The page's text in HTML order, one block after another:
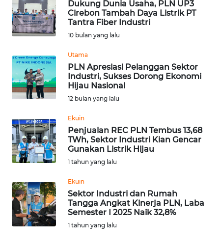
Dukung Dunia Usaha, PLN UP3
Cirebon Tambah Daya Listrik PT
Tantra Fiber Industri
10 bulan yang lalu
Utama
PLN Apresiasi Pelanggan Sektor
Industri, Sukses Dorong Ekonomi
Hijau Nasional
12 bulan yang lalu
Ekuin
Penjualan REC PLN Tembus 13,68
TWh, Sektor Industri Kian Gencar
Gunakan Listrik Hijau
1 tahun yang lalu
Ekuin
Sektor Industri dan Rumah
Tangga Angkat Kinerja PLN, Laba
Semester I 2025 Naik 32,8%
1 tahun yang lalu
DISCLAIMER
Wahana
Regional
WN
SUMUT
WN
JAKARTA
WN
WN
BANTEN
WN